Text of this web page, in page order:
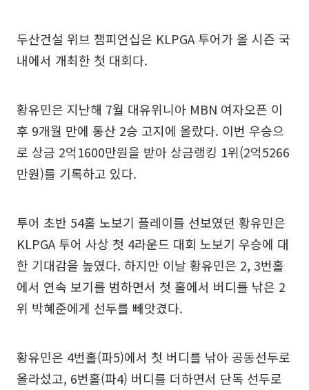
두산건설 위브 챔피언십은 KLPGA 투어가 올 시즌 국
내에서 개최한 첫 대회다.
황유민은 지난해 7월 대유위니아 MBN 여자오픈 이
후 9개월 만에 통산 2승 고지에 올랐다. 이번 우승으
로 상금 2억1600만원을 받아 상금랭킹 1위(2억5266
만원)를 기록하고 있다.
투어 초반 54홀 노보기 플레이를 선보였던 황유민은
KLPGA 투어 사상 첫 4라운드 대회 노보기 우승에 대
한 기대감을 높였다. 하지만 이날 황유민은 2, 3번홀
에서 연속 보기를 범하면서 첫 홀에서 버디를 낚은 2
위 박혜준에게 선두를 빼앗겼다.
황유민은 4번홀(파5)에서 첫 버디를 낚아 공동선두로
올라섰고, 6번홀(파4) 버디를 더하면서 단독 선두로